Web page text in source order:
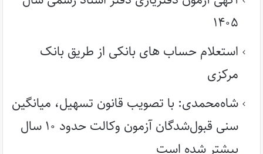
۱۴۰۵
استعلام حساب های بانکی از طریق بانک
مرکزی
شاه‌محمدی: با تصویب قانون تسهیل، میانگین
سنی قبول‌شدگان آزمون وکالت حدود ۱۰ سال
بیشتر شده است